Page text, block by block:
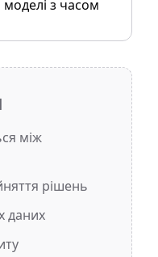
моделі з часом
між
рішень
даних